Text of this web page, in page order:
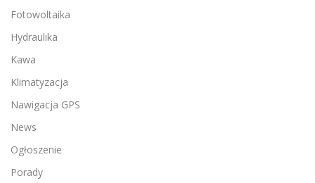
Fotowoltaika
Hydraulika
Kawa
Klimatyzacja
Nawigacja GPS
News
Ogłoszenie
Porady